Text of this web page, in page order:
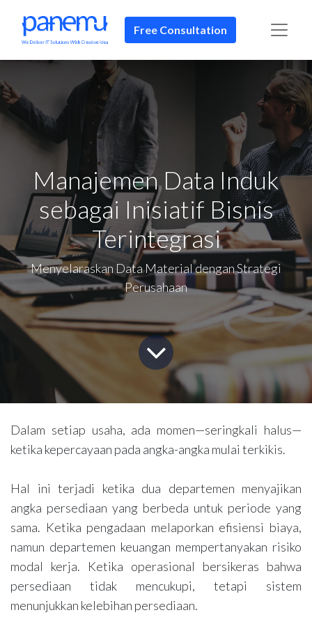
Free Consultation
Manajemen Data Induk
sebagai Inisiatif Bisnis
Terintegrasi
Menyelaraskan Data Material dengan Strategi
Perusahaan
Dalam setiap usaha, ada momen—seringkali halus—
ketika kepercayaan pada angka-angka mulai terkikis.
Hal ini terjadi ketika dua departemen menyajikan
angka persediaan yang berbeda untuk periode yang
sama. Ketika pengadaan melaporkan efisiensi biaya,
namun departemen keuangan mempertanyakan risiko
modal kerja. Ketika operasional bersikeras bahwa
persediaan tidak mencukupi, tetapi sistem
menunjukkan kelebihan persediaan.